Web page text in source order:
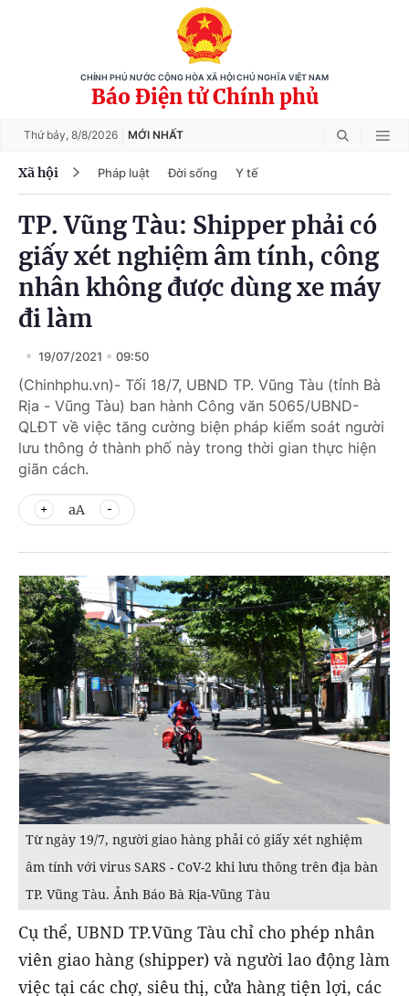
CHÍNH PHỦ NƯỚC CỘNG HÒA XÃ HỘI CHỦ NGHĨA VIỆT NAM
Báo Điện tử Chính phủ
Thứ bảy, 8/8/2026 MỚI NHẤT
Xã hội Pháp luật Đời sống Y tế
TP. Vũng Tàu: Shipper phải có
giấy xét nghiệm âm tính, công
nhân không được dùng xe máy
đi làm
19/07/2021 09:50
(Chinhphu.vn)- Tối 18/7, UBND TP. Vũng Tàu (tỉnh Bà
Rịa - Vũng Tàu) ban hành Công văn 5065/UBND-
QLĐT về việc tăng cường biện pháp kiểm soát người
lưu thông ở thành phố này trong thời gian thực hiện
giãn cách.
aA
Từ ngày 19/7, người giao hàng phải có giấy xét nghiệm
âm tính với virus SARS - CoV-2 khi lưu thông trên địa bàn
TP. Vũng Tàu. Ảnh Báo Bà Rịa-Vũng Tàu
Cụ thể, UBND TP.Vũng Tàu chỉ cho phép nhân
viên giao hàng (shipper) và người lao động làm
việc tại các chợ, siêu thị, cửa hàng tiện lợi, các